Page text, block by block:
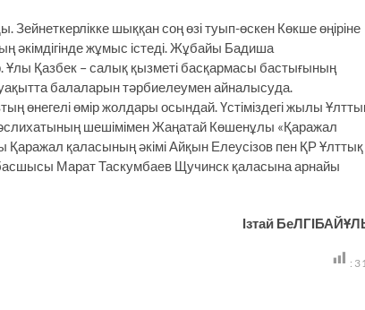
шыққан соң өзі туып-өскен Көкше өңіріне
жұмыс істеді. Жұбайы Бадиша
Ұлы Қазбек – салық қызметі басқармасы бастығының
уақытта балаларын тәрбиелеумен айналысуда.
өнегелі өмір жолдары осындай. Үстіміздегі жылы
шешімімен Жаңатай Көшенұлы «Қаражал
Қаражал қаласының әкімі Айқын Елеусізов пен ҚР Ұлттық
басшысы Марат Таскумбаев Щучинск қаласына арнайы
Ізтай
: